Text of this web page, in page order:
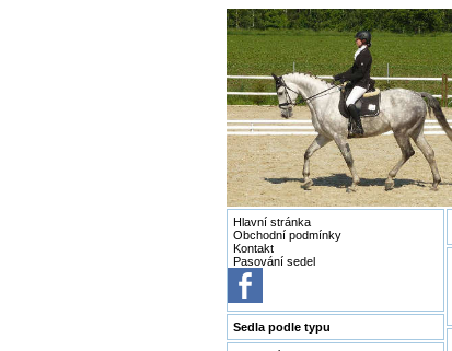
Hlavní stránka
Obchodní podmínky
Kontakt
Pasování sedel
Sedla podle typu